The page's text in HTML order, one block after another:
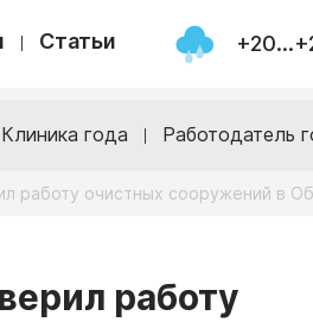
Статьи
Клиника года Работодатель
работу очистных сооружений в
работу